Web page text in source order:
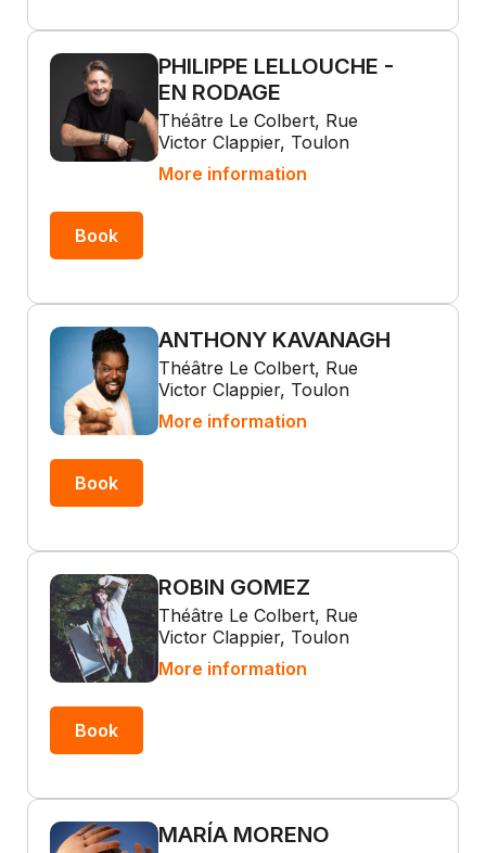
PHILIPPE LELLOUCHE -
EN RODAGE
Théâtre Le Colbert, Rue
Victor Clappier, Toulon
More information
Book
ANTHONY KAVANAGH
Théâtre Le Colbert, Rue
Victor Clappier, Toulon
More information
Book
ROBIN GOMEZ
Théâtre Le Colbert, Rue
Victor Clappier, Toulon
More information
Book
MARÍA MORENO